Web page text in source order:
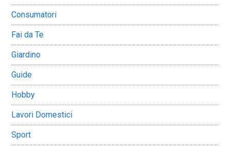
Consumatori
Fai da Te
Giardino
Guide
Hobby
Lavori Domestici
Sport